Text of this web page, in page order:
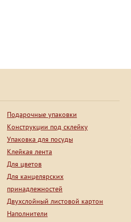
Подарочные упаковки
Конструкции под склейку
Упаковка для посуды
Клейкая лента
Для цветов
Для канцелярских
принадлежностей
Двухслойный листовой картон
Наполнители